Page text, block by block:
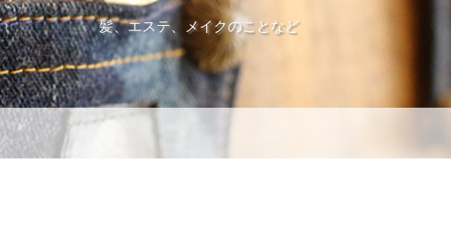
髪、エステ、メイクのことなど